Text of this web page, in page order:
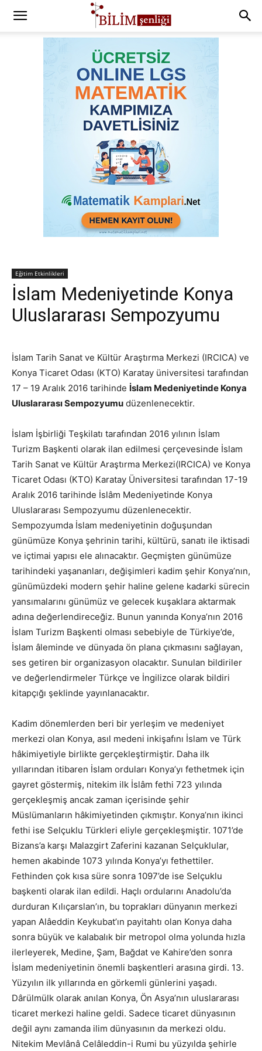
Eğitim Etkinlikleri
İslam Medeniyetinde Konya
Uluslararası Sempozyumu
İslam Tarih Sanat ve Kültür Araştırma Merkezi (IRCICA) ve
Konya Ticaret Odası (KTO) Karatay üniversitesi tarafından
17 – 19 Aralık 2016 tarihinde İslam Medeniyetinde Konya
Uluslararası Sempozyumu düzenlenecektir.
İslam İşbirliği Teşkilatı tarafından 2016 yılının İslam
Turizm Başkenti olarak ilan edilmesi çerçevesinde İslam
Tarih Sanat ve Kültür Araştırma Merkezi(IRCICA) ve Konya
Ticaret Odası (KTO) Karatay Üniversitesi tarafından 17-19
Aralık 2016 tarihinde İslâm Medeniyetinde Konya
Uluslararası Sempozyumu düzenlenecektir.
Sempozyumda İslam medeniyetinin doğuşundan
günümüze Konya şehrinin tarihi, kültürü, sanatı ile iktisadi
ve içtimai yapısı ele alınacaktır. Geçmişten günümüze
tarihindeki yaşananları, değişimleri kadim şehir Konya’nın,
günümüzdeki modern şehir haline gelene kadarki sürecin
yansımalarını günümüz ve gelecek kuşaklara aktarmak
adına değerlendireceğiz. Bunun yanında Konya’nın 2016
İslam Turizm Başkenti olması sebebiyle de Türkiye’de,
İslam âleminde ve dünyada ön plana çıkmasını sağlayan,
ses getiren bir organizasyon olacaktır. Sunulan bildiriler
ve değerlendirmeler Türkçe ve İngilizce olarak bildiri
kitapçığı şeklinde yayınlanacaktır.
Kadim dönemlerden beri bir yerleşim ve medeniyet
merkezi olan Konya, asıl medeni inkişafını İslam ve Türk
hâkimiyetiyle birlikte gerçekleştirmiştir. Daha ilk
yıllarından itibaren İslam orduları Konya’yı fethetmek için
gayret göstermiş, nitekim ilk İslâm fethi 723 yılında
gerçekleşmiş ancak zaman içerisinde şehir
Müslümanların hâkimiyetinden çıkmıştır. Konya’nın ikinci
fethi ise Selçuklu Türkleri eliyle gerçekleşmiştir. 1071’de
Bizans’a karşı Malazgirt Zaferini kazanan Selçuklular,
hemen akabinde 1073 yılında Konya’yı fethettiler.
Fethinden çok kısa süre sonra 1097’de ise Selçuklu
başkenti olarak ilan edildi. Haçlı ordularını Anadolu’da
durduran Kılıçarslan’ın, bu toprakları dünyanın merkezi
yapan Alâeddin Keykubat’ın payitahtı olan Konya daha
sonra büyük ve kalabalık bir metropol olma yolunda hızla
ilerleyerek, Medine, Şam, Bağdat ve Kahire’den sonra
İslam medeniyetinin önemli başkentleri arasına girdi. 13.
Yüzyılın ilk yıllarında en görkemli günlerini yaşadı.
Dârülmülk olarak anılan Konya, Ön Asya’nın uluslararası
ticaret merkezi haline geldi. Sadece ticaret dünyasının
değil aynı zamanda ilim dünyasının da merkezi oldu.
Nitekim Mevlânâ Celâleddin-i Rumi bu yüzyılda şehirle